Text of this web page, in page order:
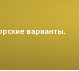
варианты.